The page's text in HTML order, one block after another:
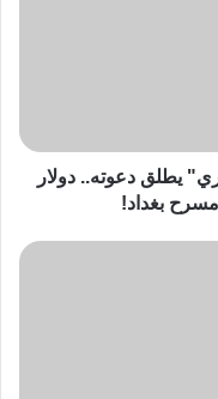
يطلق دعوته.. دولار
بغداد!